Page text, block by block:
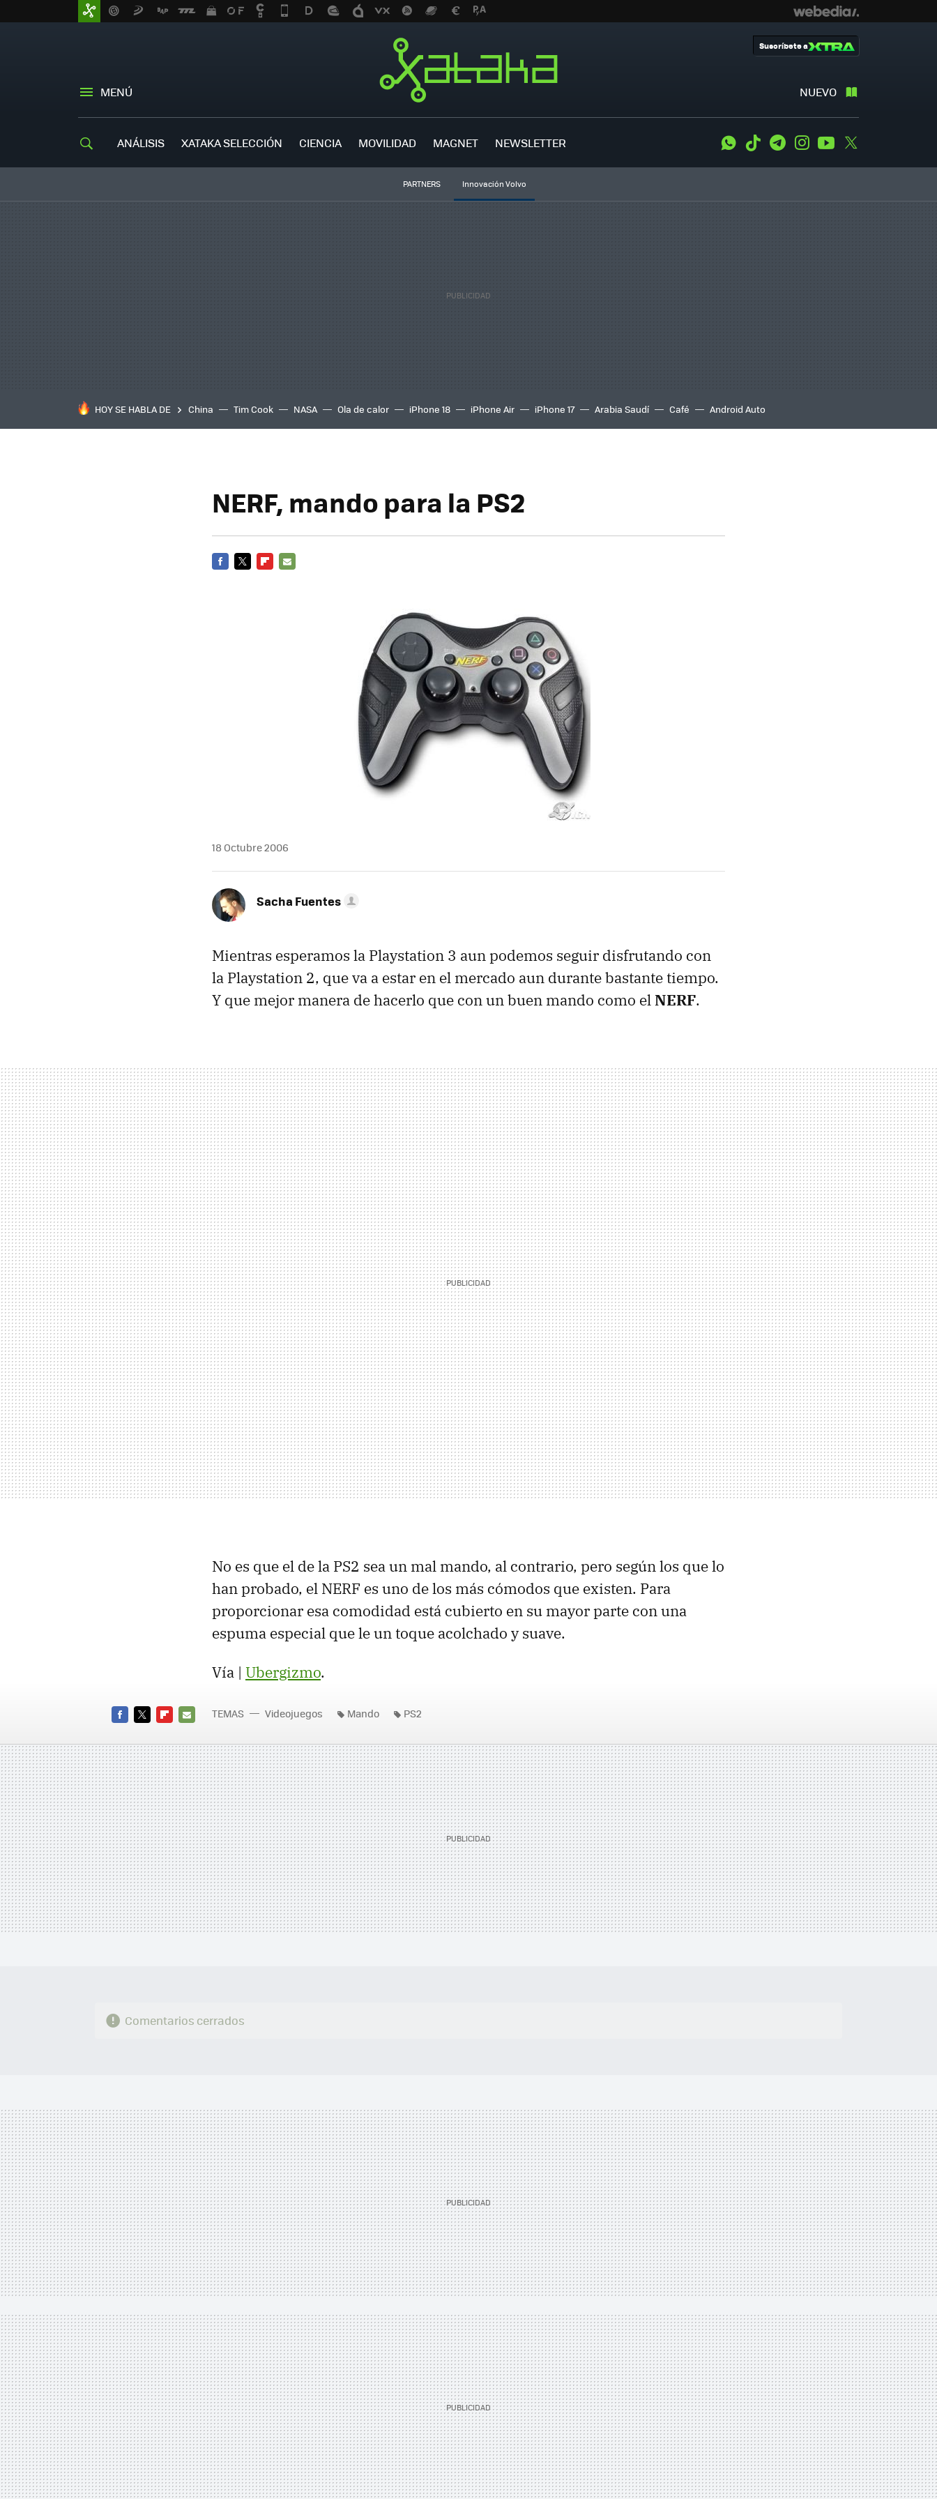
MENÚ NUEVO
Suscríbete a
ANÁLISIS XATAKA SELECCIÓN CIENCIA MOVILIDAD MAGNET NEWSLETTER WhatsApp
Tiktok TelegramInstagramYoutube
PARTNERS Innovación Volvo
HOY SE HABLA DE China Tim Cook NASA Ola de calor iPhone 18 iPhone Air iPhone 17 Arabia Saudí Café Android Auto
NERF, mando para la PS2
18 Octubre 2006
Sacha Fuentes
Mientras esperamos la Playstation 3 aun podemos seguir disfrutando con
la Playstation 2, que va a estar en el mercado aun durante bastante tiempo.
Y que mejor manera de hacerlo que con un buen mando como elNERF.
No es que el de la PS2 sea un mal mando, al contrario, pero según los que lo
han probado, el NERF es uno de los más cómodos que existen. Para
proporcionar esa comodidad está cubierto en su mayor parte con una
espuma especial que le un toque acolchado y suave.
Vía | Ubergizmo.
MAIL
TEMAS Videojuegos Mando PS2
Comentarios cerrados